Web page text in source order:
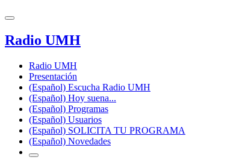
Radio UMH
Radio UMH
Presentación
(Español) Escucha Radio UMH
(Español) Hoy suena...
(Español) Programas
(Español) Usuarios
(Español) SOLICITA TU PROGRAMA
(Español) Novedades